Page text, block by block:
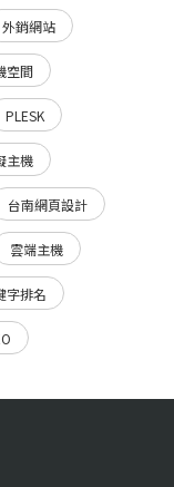
外銷網站
空間
PLESK
主機
台南網頁設計
雲端主機
字排名